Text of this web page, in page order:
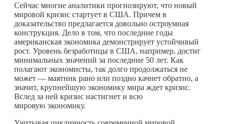
Сейчас многие аналитики прогнозируют, что новый
мировой кризис стартует в США. Причем в
доказательство предлагается довольно остроумная
конструкция. Дело в том, что последние годы
американская экономика демонстрирует устойчивый
рост. Уровень безработицы в США, например, достиг
минимальных значений за последние 50 лет. Как
полагают экономисты, так долго продолжаться не
может — маятник рано или поздно качнет обратно, а
значит, крупнейшую экономику мира ждет кризис.
Вслед за ней кризис настигнет и всю
мировую экономику.